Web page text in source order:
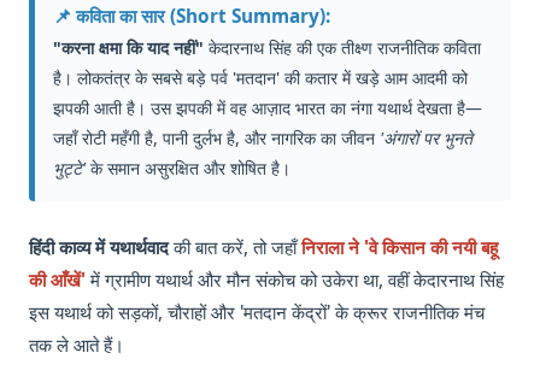
📌 कविता का सार (Short Summary):
"करना क्षमा कि याद नहीं" केदारनाथ सिंह की एक तीक्ष्ण राजनीतिक कविता
है। लोकतंत्र के सबसे बड़े पर्व 'मतदान' की कतार में खड़े आम आदमी को
झपकी आती है। उस झपकी में वह आज़ाद भारत का नंगा यथार्थ देखता है—
जहाँ रोटी महँगी है, पानी दुर्लभ है, और नागरिक का जीवन 'अंगारों पर भुनते
भुट्टे'के समान असुरक्षित और शोषित है।
हिंदी काव्य में यथार्थवादकी बात करें, तो जहाँनिराला ने 'वे किसान की नयी बहू
की आँखें'में ग्रामीण यथार्थ और मौन संकोच को उकेरा था, वहीं केदारनाथ सिंह
इस यथार्थ को सड़कों, चौराहों और 'मतदान केंद्रों' के क्रूर राजनीतिक मंच
तक ले आते हैं।